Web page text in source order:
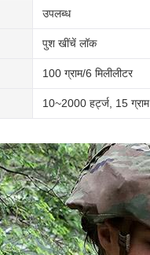
उपलब्ध
पुश खींचें लॉक
100 ग्राम/6 मिलीलीटर
10~2000 हर्ट्ज, 15 ग्राम